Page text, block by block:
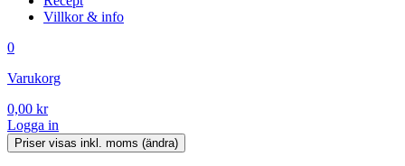
Villkor & info
0
Varukorg
0,00 kr
Logga in